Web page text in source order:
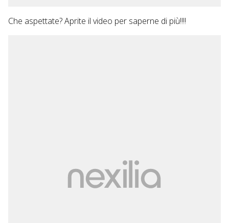
Che aspettate? Aprite il video per saperne di più!!!!